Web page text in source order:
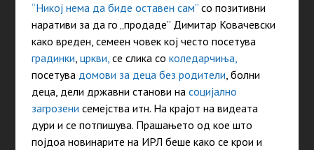
“Никој нема да биде оставен сам”со позитивни
наративи за да го „продаде” Димитар Ковачевски
како вреден, семеен човек кој често посетува
градинки, цркви,се слика со коледарчиња,
посетува домови за деца без родители, болни
деца, дели државни станови на социјално
загрозени семејства итн. На крајот на видеата
дури и се потпишува. Прашањето од кое што
појдоа новинарите на ИРЛ беше како се крои и